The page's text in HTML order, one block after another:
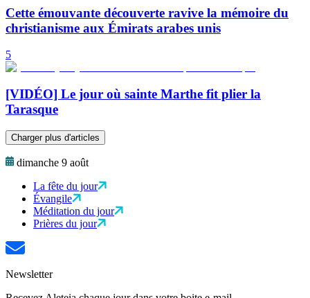
Cette émouvante découverte ravive la mémoire du
christianisme aux Émirats arabes unis
5
[VIDÉO] Le jour où sainte Marthe fit plier la
Tarasque
Charger plus d'articles
dimanche 9 août
La fête du jour
Évangile
Méditation du jour
Prières du jour
Newsletter